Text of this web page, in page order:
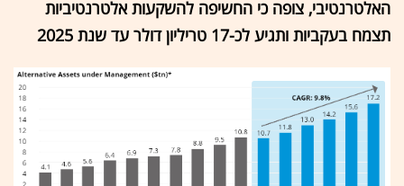
האלטרנטיבי, צופה כי החשיפה להשקעות אלטרנטיביות
תצמח בעקביות ותגיע לכ-17 טריליון דולר עד שנת 2025